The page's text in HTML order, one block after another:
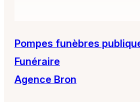
Pompes funèbres
Funéraire
Agence Bron